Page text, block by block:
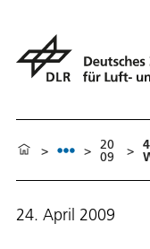
> > 20
09 >
24. April 2009